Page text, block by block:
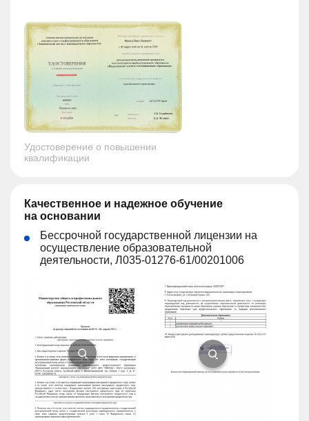
Удостоверение о повышении
квалификации
Качественное и надежное обучение
на основании
Бессрочной государственной лицензии на
осуществление образовательной
деятельности, Л035-01276-61/00201006